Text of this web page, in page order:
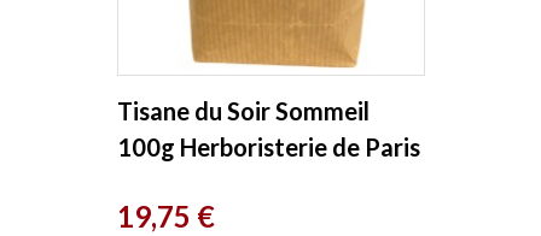
Tisane du Soir Sommeil
100g Herboristerie de Paris
Prix
19,75 €